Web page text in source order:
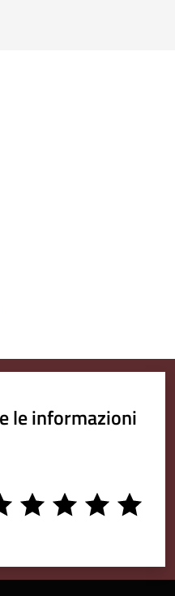
le informazioni
5
stars
4
stars
3
stars
2
stars